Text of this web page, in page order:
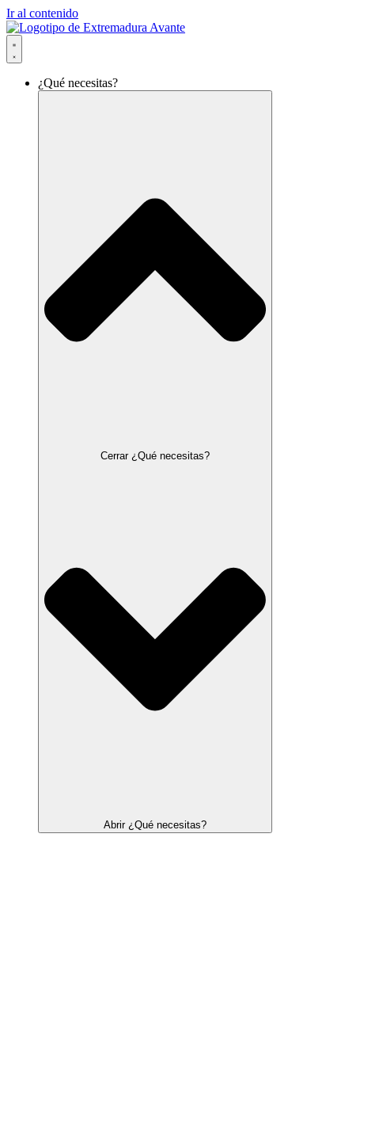
Ir al contenido
¿Qué necesitas?
Cerrar ¿Qué necesitas?
Abrir ¿Qué necesitas?